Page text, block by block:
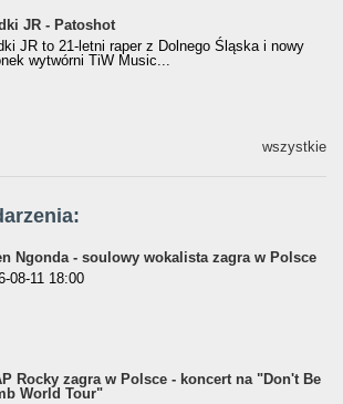
JR - Patoshot
JR to 21-letni raper z Dolnego Śląska i nowy
wytwórni TiW Music...
wszystkie
Ngonda - soulowy wokalista zagra w Polsce
08-11 18:00
Rocky zagra w Polsce - koncert na "Don't Be
World Tour"